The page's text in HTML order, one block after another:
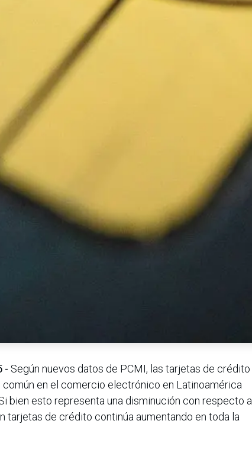
- Según nuevos datos de PCMI, las tarjetas de crédito
en el comercio electrónico en Latinoamérica
bien esto representa una disminución con respecto a
tarjetas de crédito continúa aumentando en toda la